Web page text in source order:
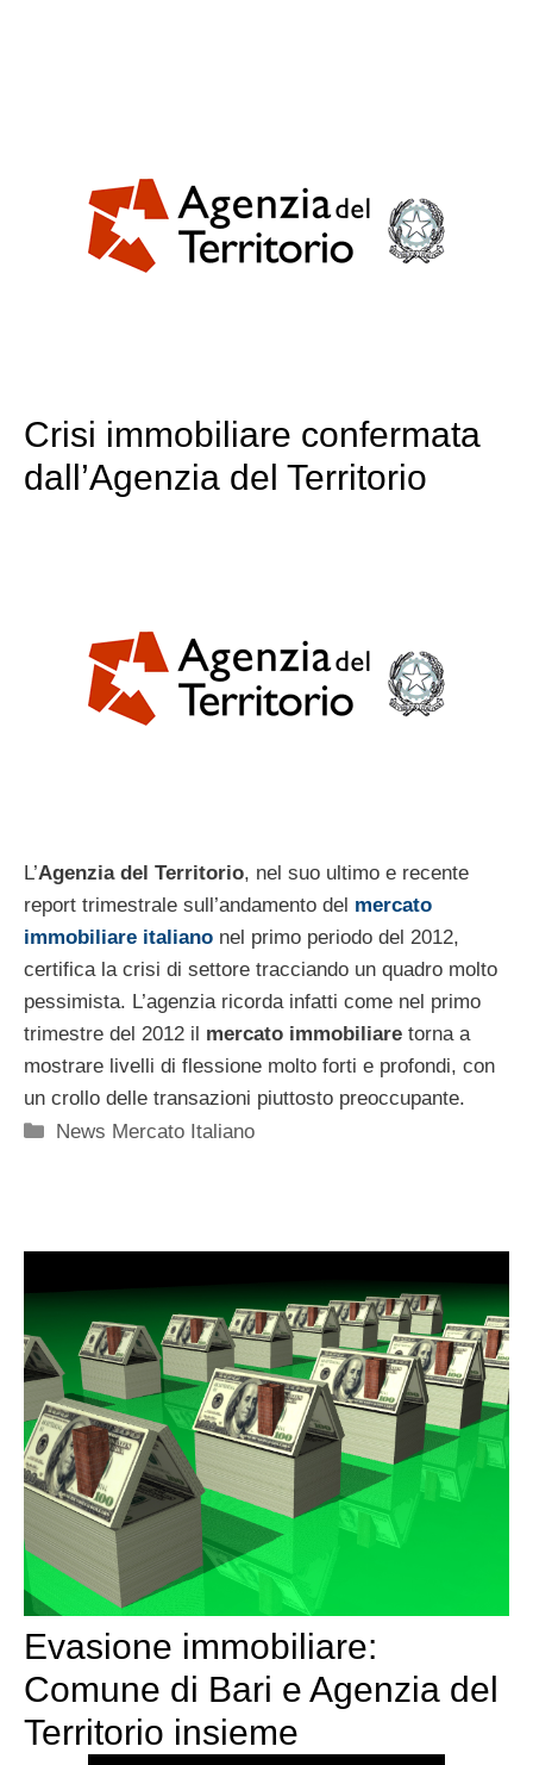
Crisi immobiliare confermata
dall’Agenzia del Territorio
L’Agenzia del Territorio, nel suo ultimo e recente
report trimestrale sull’andamento del mercato
immobiliare italiano nel primo periodo del 2012,
certifica la crisi di settore tracciando un quadro molto
pessimista. L’agenzia ricorda infatti come nel primo
trimestre del 2012 il mercato immobiliare torna a
mostrare livelli di flessione molto forti e profondi, con
un crollo delle transazioni piuttosto preoccupante.
Categorie
News Mercato Italiano
Evasione immobiliare:
Comune di Bari e Agenzia del
Territorio insieme